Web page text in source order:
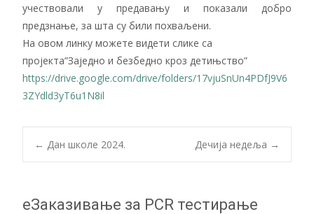
учествовали у предавању и показали добро
предзнање, за шта су били похваљени.
На овом линку можете видети слике са
пројекта”Заједно и безбедно кроз детињство”
https://drive.google.com/drive/folders/17vjuSnUn4PDfJ9V6
3ZYdld3yT6u1N8il
Post
navigation
← Дан школе 2024. Дечија недеља →
еЗаказивање за PCR тестирање